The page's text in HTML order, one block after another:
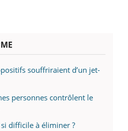
souffriraient d’un jet-
personnes contrôlent le
difficile à éliminer ?